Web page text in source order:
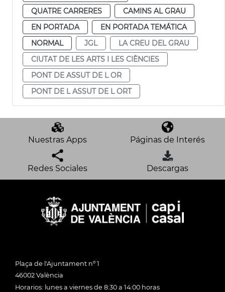
QUATRE CARRERES
CAMINS AL GRAU
EN PORTADA
EN PORTADA TEMÁTICA
NORMAL
JGL
LA CREU DEL GRAU
CIUTAT DE LES ARTS I LES CIÈNCIES
PONT DE ASSUT DE L OR
PONT DE L ASSUT DE L ORT
Nuestras Apps Páginas de Interés
Redes Sociales Descargas
Plaça de l'Ajuntament nº 1
46002 València
Horarios: lunes a viernes de 8:30 a 14:00 horas